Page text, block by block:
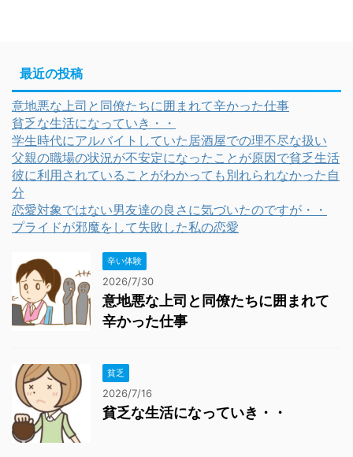
最近の投稿
意地悪な上司と同僚たちに囲まれて辛かった仕事
貧乏な生活になっていき・・
学生時代にアルバイトしていた居酒屋での理不尽な扱い
父親の職場の状況が不安定になったことが原因で貧乏生活
彼に利用されていることがわかっても別れられなかった自
分
恋愛対象ではない男友達の良さに気づいたのですが・・
プライドが邪魔をして失敗した私の恋愛
辛い体験
2026/7/30
意地悪な上司と同僚たちに囲まれて
辛かった仕事
貧乏
2026/7/16
貧乏な生活になっていき・・